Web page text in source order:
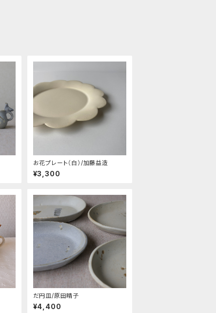
お花プレート（白）/加藤益造
¥3,300
だ円皿/原田晴子
¥4,400